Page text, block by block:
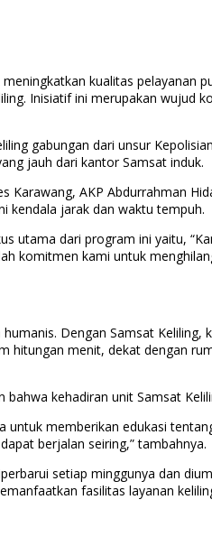
kualitas pelayanan
Inisiatif ini merupakan wujud
gabungan dari unsur
jauh dari kantor Samsat induk.
Karawang, AKP Abdurrahman
kendala jarak dan waktu tempuh.
utama dari program ini yaitu,
komitmen kami untuk
Dengan Samsat
hitungan menit, dekat dengan
kehadiran unit Samsat
untuk memberikan edukasi
berjalan seiring,” tambahnya.
setiap minggunya dan
fasilitas layanan